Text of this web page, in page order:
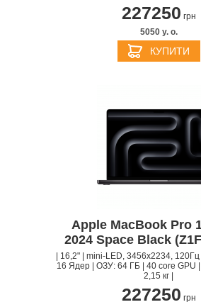
227250 грн
5050 y. о.
КУПИТИ
Apple MacBook Pro
2024 Space Black
| 16,2" | mini-LED, 3456x2234,
16 Ядер | ОЗУ: 64 ГБ | 40 core GPU |
2,15 кг |
227250 грн